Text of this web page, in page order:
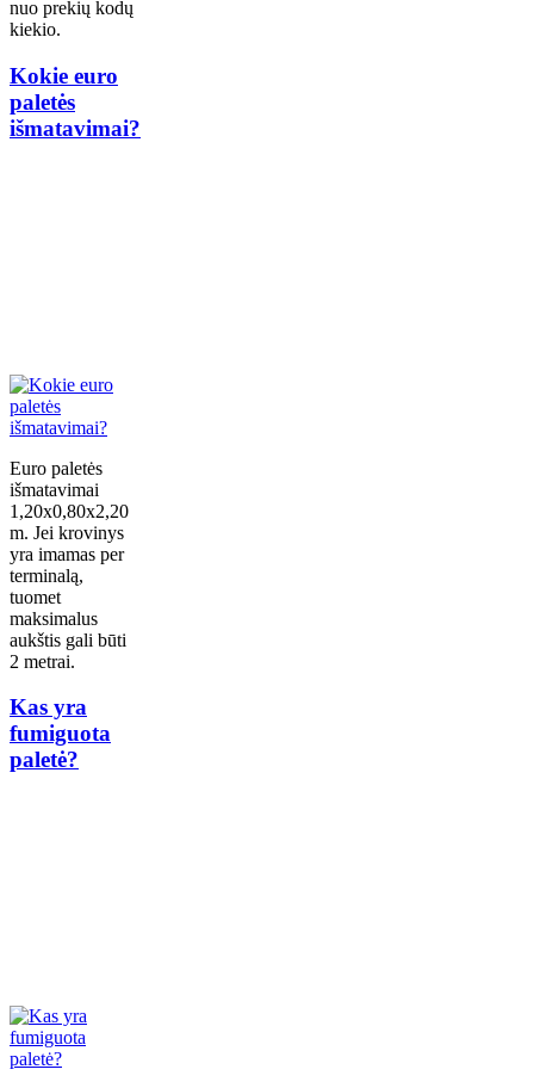
nuo prekių kodų
kiekio.
Kokie euro
paletės
išmatavimai?
Euro paletės
išmatavimai
1,20x0,80x2,20
m. Jei krovinys
yra imamas per
terminalą,
tuomet
maksimalus
aukštis gali būti
2 metrai.
Kas yra
fumiguota
paletė?